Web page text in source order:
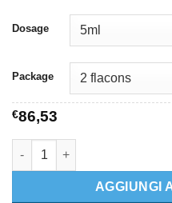
Dosage
Package
€86,53
FML Forte quantità
AGGIUNGI